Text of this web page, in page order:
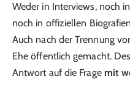
Weder in Interviews, noch
noch in offiziellen
Auch nach der Trennung
Ehe öffentlich gemacht.
Antwort auf die Frage mit